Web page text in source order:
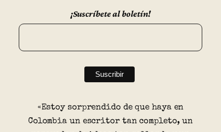
¡Suscríbete al boletín!
«Estoy sorprendido de que haya en
Colombia un escritor tan completo, un